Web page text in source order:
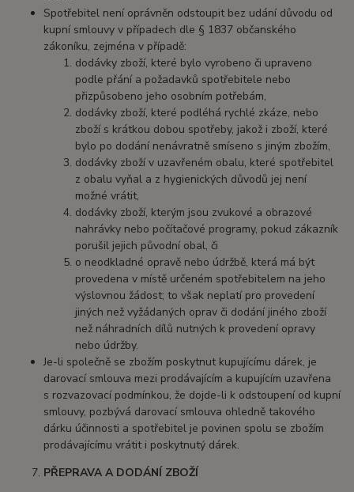
Spotřebitel není oprávněn odstoupit bez udání důvodu od
kupní smlouvy v případech dle § 1837 občanského
zákoníku, zejména v případě:
dodávky zboží, které bylo vyrobeno či upraveno
podle přání a požadavků spotřebitele nebo
přizpůsobeno jeho osobním potřebám,
dodávky zboží, které podléhá rychlé zkáze, nebo
zboží s krátkou dobou spotřeby, jakož i zboží, které
bylo po dodání nenávratně smíseno s jiným zbožím,
dodávky zboží v uzavřeném obalu, které spotřebitel
z obalu vyňal a z hygienických důvodů jej není
možné vrátit,
dodávky zboží, kterým jsou zvukové a obrazové
nahrávky nebo počítačové programy, pokud zákazník
porušil jejich původní obal, či
o neodkladné opravě nebo údržbě, která má být
provedena v místě určeném spotřebitelem na jeho
výslovnou žádost; to však neplatí pro provedení
jiných než vyžádaných oprav či dodání jiného zboží
než náhradních dílů nutných k provedení opravy
nebo údržby.
Je-li společně se zbožím poskytnut kupujícímu dárek, je
darovací smlouva mezi prodávajícím a kupujícím uzavřena
s rozvazovací podmínkou, že dojde-li k odstoupení od kupní
smlouvy, pozbývá darovací smlouva ohledně takového
dárku účinnosti a spotřebitel je povinen spolu se zbožím
prodávajícímu vrátit i poskytnutý dárek.
PŘEPRAVA A DODÁNÍ ZBOŽÍ